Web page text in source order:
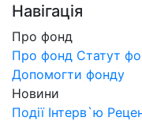
Навігація
Про фонд
Про фонд Статут
Допомогти фонду
Новини
Події Інтерв`ю